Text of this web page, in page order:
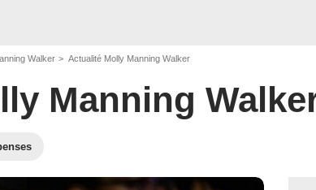
Walker Actualité Molly Manning Walker
Manning